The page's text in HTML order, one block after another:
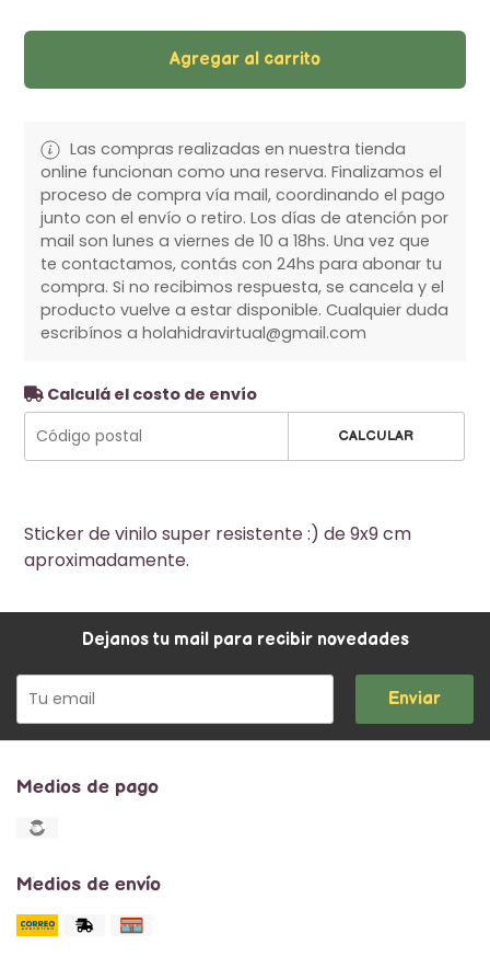
Agregar al carrito
Las compras realizadas en nuestra tienda
online funcionan como una reserva. Finalizamos el
proceso de compra vía mail, coordinando el pago
junto con el envío o retiro. Los días de atención por
mail son lunes a viernes de 10 a 18hs. Una vez que
te contactamos, contás con 24hs para abonar tu
compra. Si no recibimos respuesta, se cancela y el
producto vuelve a estar disponible. Cualquier duda
escribínos a holahidravirtual@gmail.com
Calculá el costo de envío
CALCULAR
Sticker de vinilo super resistente :) de 9x9 cm
aproximadamente.
Dejanos tu mail para recibir novedades
Enviar
Medios de pago
Medios de envío